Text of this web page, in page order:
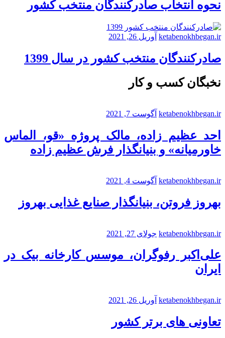
نحوه انتخاب صادرکنندگان منتخب کشور
ketabenokhbegan.ir آوریل 26, 2021
صادرکنندگان منتخب کشور در سال 1399
نخبگان کسب و کار
ketabenokhbegan.ir آگوست 7, 2021
احد عظیم زاده، مالک پروژه «قو، الماس
خاورمیانه» و بنیانگذار فرش عظیم زاده
ketabenokhbegan.ir آگوست 4, 2021
بهروز فروتن، بنیانگذار صنایع غذایی بهروز
ketabenokhbegan.ir جولای 27, 2021
علی‌اکبر رفوگران، موسس کارخانه بیک در
ایران
ketabenokhbegan.ir آوریل 26, 2021
تعاونی های برتر کشور